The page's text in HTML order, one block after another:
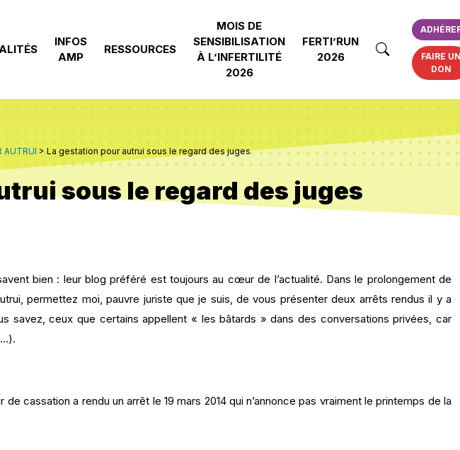
INFOS
AMP
RESSOURCES
MOIS DE
SENSIBILISATION
À L’INFERTILITÉ
2026
FERTI’RUN
2026
FAIRE
DON
AUTRUI > La gestation pour autrui sous le regard des juges
sous le regard des juges
bien : leur blog préféré est toujours au cœur de l’actualité. Dans le prolongement de
permettez moi, pauvre juriste que je suis, de vous présenter deux arrêts rendus il y a
savez, ceux que certains appellent « les bâtards » dans des conversations privées, car
cassation a rendu un arrêt le 19 mars 2014 qui n’annonce pas vraiment le printemps de la